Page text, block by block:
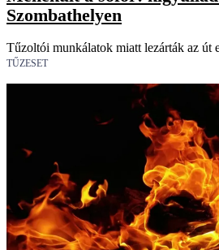
Szombathelyen
Tűzoltói munkálatok miatt lezárták az út
TŰZESET